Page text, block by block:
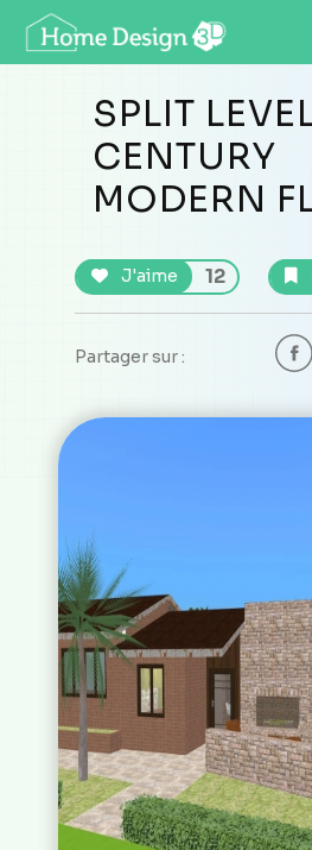
SPLIT
CENTURY
MODERN
J'aime 12
Partager sur :